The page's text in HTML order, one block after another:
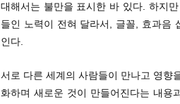
대해서는 불만을 표시한 바 있다. 하지
들인 노력이 전혀 달라서, 글꼴, 효과음
인다.
서로 다른 세계의 사람들이 만나고 영향
화하며 새로운 것이 만들어진다는 내용